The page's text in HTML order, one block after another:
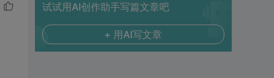
试试用AI创作助手写篇文章吧
+ 用AI写文章